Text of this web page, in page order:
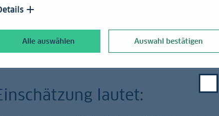
Destatis hat heute Vormittag die ersten Schätzungen
veröffentlicht. Laut Destatis sank die Wirtschaftsleistung um
lautet:
Alle auswählen Auswahl bestätigen